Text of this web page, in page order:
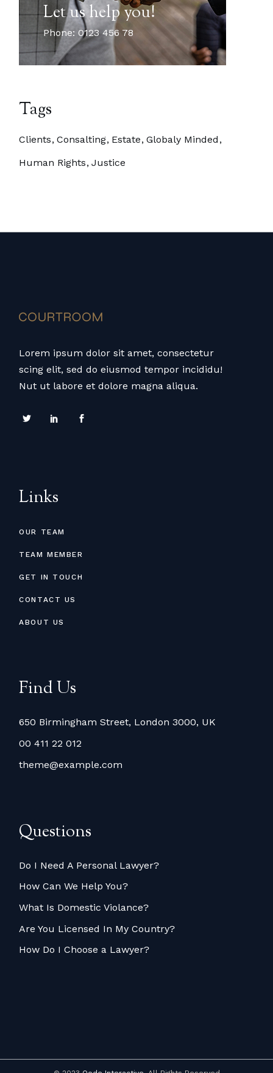
Let us help you!
Phone: 0123 456 78
Tags
Clients Consalting Estate Globaly Minded
Human Rights Justice
Lorem ipsum dolor sit amet, consectetur
scing elit, sed do eiusmod tempor incididu!
Nut ut labore et dolore magna aliqua.
Links
OUR TEAM
TEAM MEMBER
GET IN TOUCH
CONTACT US
ABOUT US
Find Us
650 Birmingham Street, London 3000, UK
00 411 22 012
theme@example.com
Questions
Do I Need A Personal Lawyer?
How Can We Help You?
What Is Domestic Violance?
Are You Licensed In My Country?
How Do I Choose a Lawyer?